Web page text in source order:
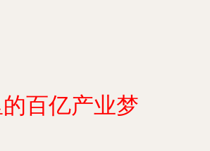
百亿产业梦